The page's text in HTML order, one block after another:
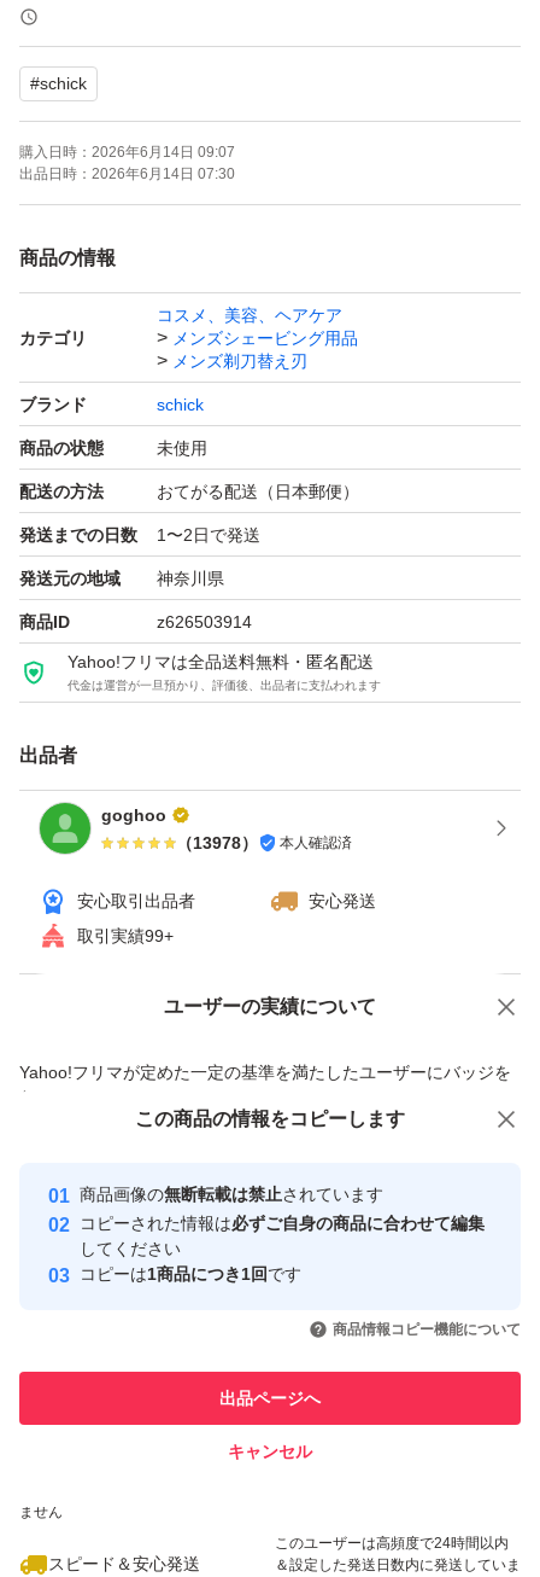
【ゆうパケットポストminiの発送になります。……………
商品をビニール袋で包み、プチプチで巻き、ストックバッ
グに入れます。】
【お値下げ不可です。】
#schick
購入日時： 2026年6月14日 09:07
出品日時： 2026年6月14日 07:30
商品の情報
カテゴリ
コスメ、美容、ヘアケア
メンズシェービング用品
メンズ剃刀替え刃
ブランド schick
商品の状態 未使用
配送の方法 おてがる配送（日本郵便）
発送までの日数 1〜2日で発送
発送元の地域 神奈川県
商品ID z626503914
Yahoo!フリマは全品送料無料・匿名配送
代金は運営が一旦預かり、評価後、出品者に支払われます
出品者
goghoo
（13978） 本人確認済
安心取引出品者
安心発送
取引実績99+
ユーザーの実績について
Yahoo!フリマが定めた一定の基準を満たしたユーザーにバッジを
付与しています
安心取引出品者
心・安全なユーザーです
取引実績
引を完了させた実績があります
での取引実績があります
ません
スピード＆安心発送
このユーザーは高頻度で24時間以内
＆設定した発送日数内に発送していま
価格の相談 商品への質問
この商品の情報をコピーします
商品画像の無断転載は禁止されています
コピーされた情報は必ずご自身の商品に合わせて編集
してください
コピーは1商品につき1回です
商品情報コピー機能について
出品ページへ
キャンセル
この商品をみている人にオススメ